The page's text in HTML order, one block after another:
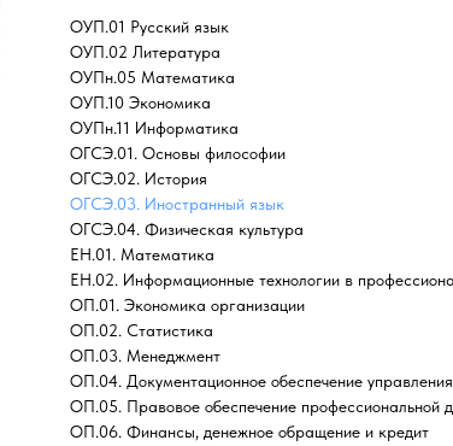
ОУП.01 Русский язык
ОУП.02 Литература
ОУПн.05 Математика
ОУП.10 Экономика
ОУПн.11 Информатика
ОГСЭ.01. Основы философии
ОГСЭ.02. История
ОГСЭ.03. Иностранный язык
ОГСЭ.04. Физическая культура
ЕН.01. Математика
ЕН.02. Информационные технологии в
ОП.01. Экономика организации
ОП.02. Статистика
ОП.03. Менеджмент
ОП.04. Документационное обеспечение управления
ОП.05. Правовое обеспечение профессиональной
ОП.06. Финансы, денежное обращение и кредит